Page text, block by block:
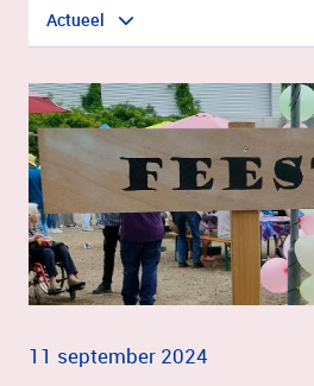
Actueel
11 september 2024